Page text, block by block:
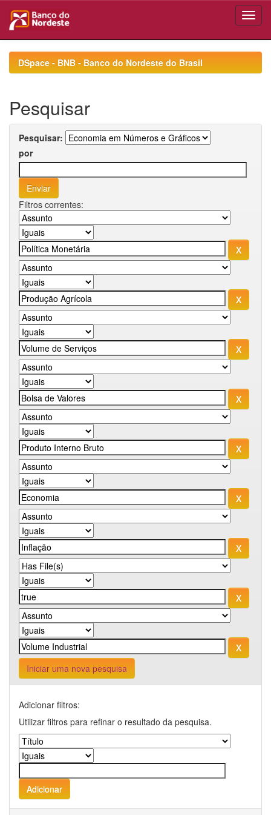
navigationDSpace - BNB - Banco do Nordeste do Brasil
Pesquisar
Pesquisar:
por
Filtros correntes:
Iniciar uma nova pesquisa
Adicionar filtros:
Utilizar filtros para refinar o resultado da pesquisa.